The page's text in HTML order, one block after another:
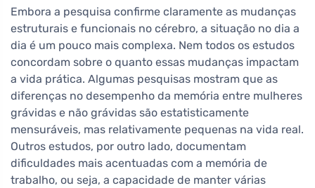
Embora a pesquisa confirme claramente as mudanças
estruturais e funcionais no cérebro, a situação no dia a
dia é um pouco mais complexa. Nem todos os estudos
concordam sobre o quanto essas mudanças impactam
a vida prática. Algumas pesquisas mostram que as
diferenças no desempenho da memória entre mulheres
grávidas e não grávidas são estatisticamente
mensuráveis, mas relativamente pequenas na vida real.
Outros estudos, por outro lado, documentam
dificuldades mais acentuadas com a memória de
trabalho, ou seja, a capacidade de manter várias